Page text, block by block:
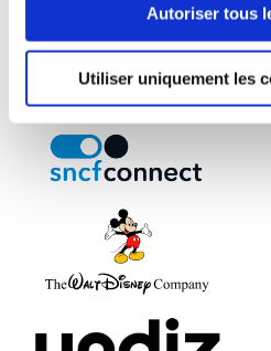
Autoriser tous
Utiliser uniquement les